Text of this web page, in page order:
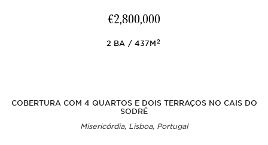
€2,800,000
2 BA 437M2
COBERTURA COM 4 QUARTOS E DOIS TERRAÇOS NO CAIS DO
SODRÉ
Misericórdia, Lisboa, Portugal